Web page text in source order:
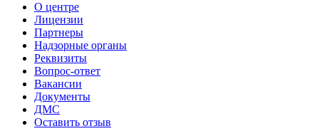
О центре
Лицензии
Партнеры
Надзорные органы
Реквизиты
Вопрос-ответ
Вакансии
Документы
ДМС
Оставить отзыв